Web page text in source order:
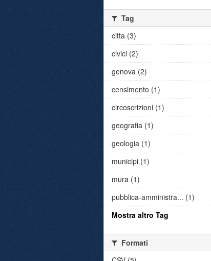
Tag
citta (3)
civici (2)
genova (2)
censimento (1)
circoscrizioni (1)
geografia (1)
geologia (1)
municipi (1)
mura (1)
pubblica-amministra... (1)
Mostra altro Tag
Formati